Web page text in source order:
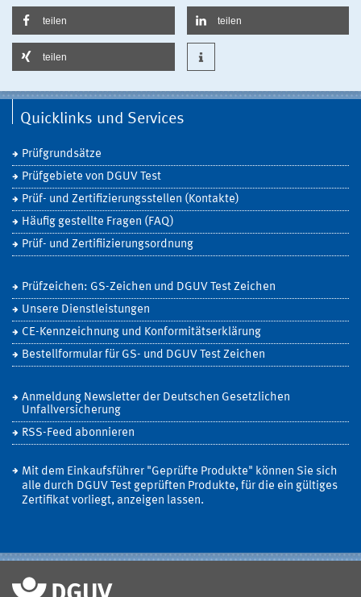
teilen teilen
teilen
Quicklinks und Services
Prüfgrundsätze
Prüfgebiete von DGUV Test
Prüf- und Zertifizierungsstellen (Kontakte)
Häufig gestellte Fragen (FAQ)
Prüf- und Zertifiizierungsordnung
Prüfzeichen: GS-Zeichen und DGUV Test Zeichen
Unsere Dienstleistungen
CE-Kennzeichnung und Konformitätserklärung
Bestellformular für GS- und DGUV Test Zeichen
Anmeldung Newsletter der Deutschen Gesetzlichen
Unfallversicherung
RSS-Feed abonnieren
Mit dem Einkaufsführer "Geprüfte Produkte" können Sie sich
alle durch DGUV Test geprüften Produkte, für die ein gültiges
Zertifikat vorliegt, anzeigen lassen.